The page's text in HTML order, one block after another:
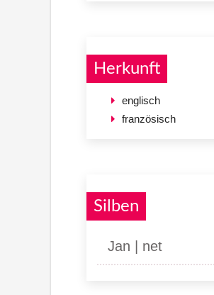
Herkunft
englisch
französisch
Silben
Jan | net